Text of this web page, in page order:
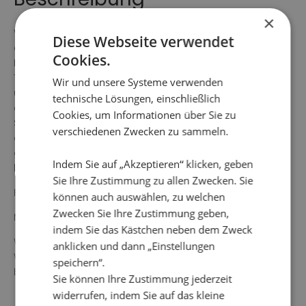
Wunderschönes Spitzentop mit aufgedruckten Blumen
auf weißem Hintergrund. Rundhalsausschnitt mit
Blumenbordüre und etwas längeren Kurzärmeln. Das
Top ist vorne und hinten gefüttert und hat eine
ungleichförmige Unterseite an Body und Ärmeln, die sich
dem Spitzenmuster anpasst. Die Gesamtlänge in Größe
S beträgt 62 cm vom höchsten Punkt. Das Model auf
dem Bild ist 178 cm groß und trägt Größe S. Unsere
größeren Größen fallen normal aus, wohingegen unsere
kleineren Größen etwas großzügiger ausfallen.
Farbe: mehrfarbig
Material: 100 % Polyester
Waschanleitung: 30° Feinwäsche, nicht einweichen, kein
Wäschetrockner, nicht chemisch reinigen, keine
Bleichmittel verwenden, bügeln wird nicht empfohlen.
×
Diese Webseite verwendet
Cookies.
Wir und unsere Systeme verwenden
technische Lösungen, einschließlich
Cookies, um Informationen über Sie zu
verschiedenen Zwecken zu sammeln.
Indem Sie auf „Akzeptieren“ klicken, geben
Sie Ihre Zustimmung zu allen Zwecken. Sie
können auch auswählen, zu welchen
Zwecken Sie Ihre Zustimmung geben,
indem Sie das Kästchen neben dem Zweck
anklicken und dann „Einstellungen
speichern“.
Sie können Ihre Zustimmung jederzeit
widerrufen, indem Sie auf das kleine